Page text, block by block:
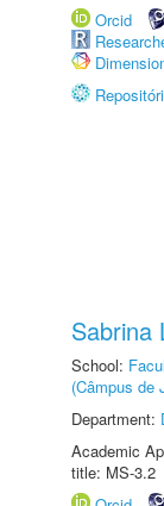
Orcid
Sabrina
School:
(Câmpus de
Department:
Academic
title: MS-3.2